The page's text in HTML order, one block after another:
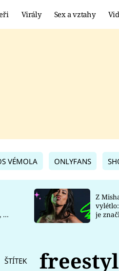
Virály Sex a vztahy
VÉMOLA ONLYFANS
Z
je
ŠTÍTEK